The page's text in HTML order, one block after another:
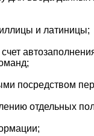
и латиницы;
посредством
отдельных